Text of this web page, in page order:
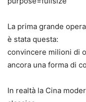
La prima grande
è stata questa:
convincere milioni di
ancora una forma di
In realtà la Cina